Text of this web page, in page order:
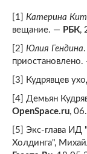
[1] Катерина
вещание. — РБК,
[2] Юлия Гендина
приостановлено.
[3] Кудрявцев
[4] Демьян
OpenSpace.ru,
[5] Экс-глава ИД
Холдинга",